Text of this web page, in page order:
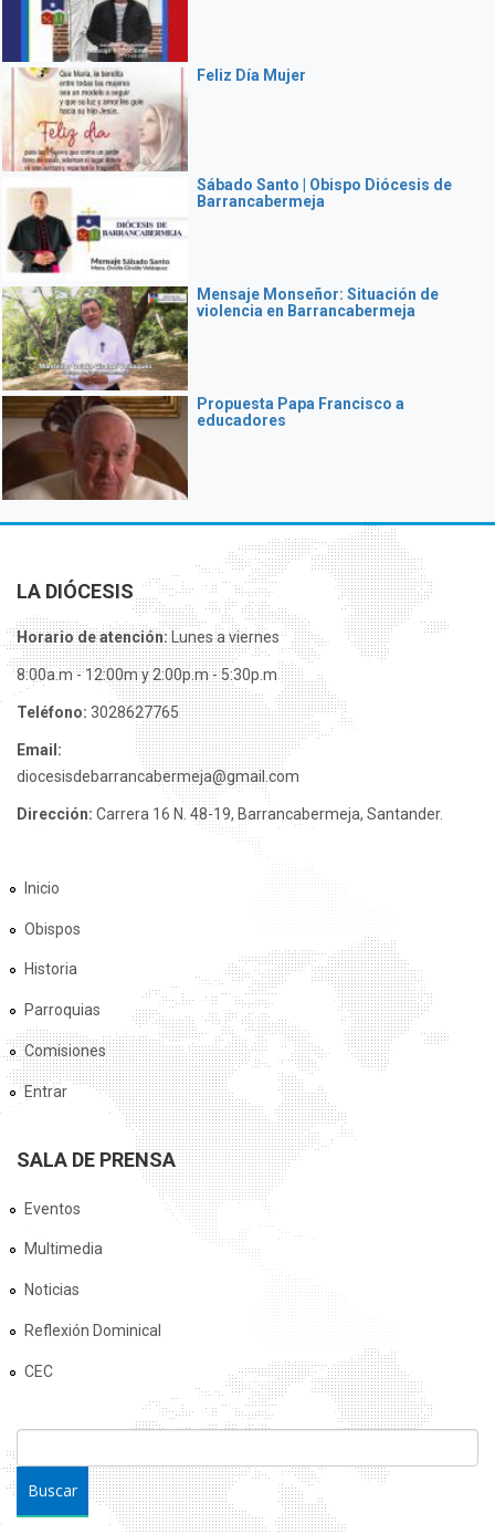
Feliz Día Mujer
Sábado Santo | Obispo Diócesis de
Barrancabermeja
Mensaje Monseñor: Situación de
violencia en Barrancabermeja
Propuesta Papa Francisco a
educadores
LA DIÓCESIS
Horario de atención:Lunes a viernes
8:00a.m - 12:00m y 2:00p.m - 5:30p.m
Teléfono: 3028627765
Email:
diocesisdebarrancabermeja@gmail.com
Dirección: Carrera 16 N. 48-19, Barrancabermeja, Santander.
Inicio
Obispos
Historia
Parroquias
Comisiones
Entrar
SALA DE PRENSA
Eventos
Multimedia
Noticias
Reflexión Dominical
CEC
FORMULARIO DE BÚSQUEDA